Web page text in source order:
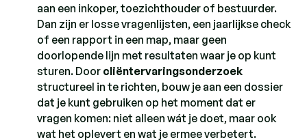
aan een inkoper, toezichthouder of bestuurder.
Dan zijn er losse vragenlijsten, een jaarlijkse check
of een rapport in een map, maar geen
doorlopende lijn met resultaten waar je op kunt
sturen. Door cliëntervaringsonderzoek
structureel in te richten, bouw je aan een dossier
dat je kunt gebruiken op het moment dat er
vragen komen: niet alleen wát je doet, maar ook
wat het oplevert en wat je ermee verbetert.